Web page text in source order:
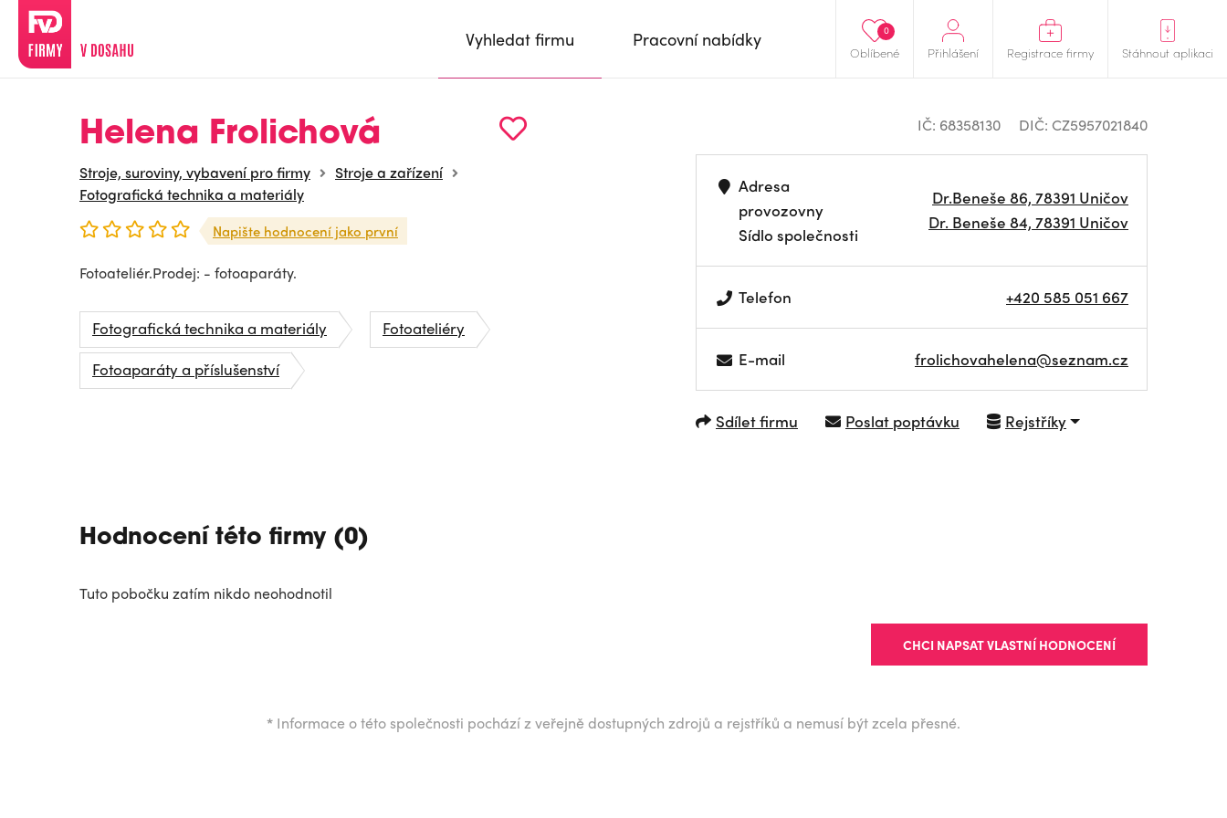
Oblíbené
0
Přihlášení Registrace firmy Stáhnout aplikaci
Vyhledat firmu Pracovní nabídky
Helena Frolichová
Stroje, suroviny, vybavení pro firmy
Stroje a zařízení
Fotografická technika a materiály
Napište hodnocení jako první
Fotoateliér.Prodej: - fotoaparáty.
Fotografická technika a materiály
Fotoateliéry
Fotoaparáty a příslušenství
IČ: 68358130 DIČ: CZ5957021840
Adresa
provozovny
Sídlo společnosti
Dr.Beneše 86, 78391 Uničov
Dr. Beneše 84, 78391 Uničov
Telefon +420 585 051 667
E-mail frolichovahelena@seznam.cz
Sdílet firmu Poslat poptávku Rejstříky
NAVIGOVAT
Hodnocení této firmy (0)
Tuto pobočku zatím nikdo neohodnotil
CHCI NAPSAT VLASTNÍ HODNOCENÍ
* Informace o této společnosti pochází z veřejně dostupných zdrojů a rejstříků a nemusí být zcela přesné.